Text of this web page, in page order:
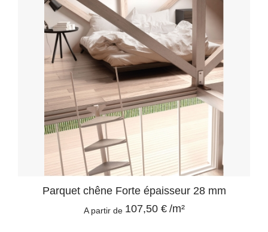
Parquet chêne Forte épaisseur 28 mm
A partir de 107,50 € /m²